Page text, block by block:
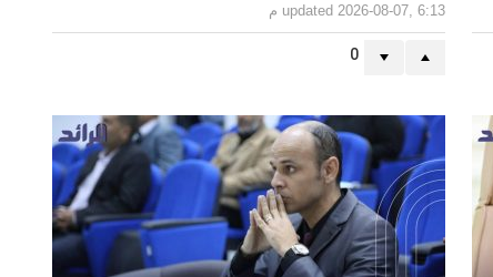
updated 2026-08-07, 6:13 م
0